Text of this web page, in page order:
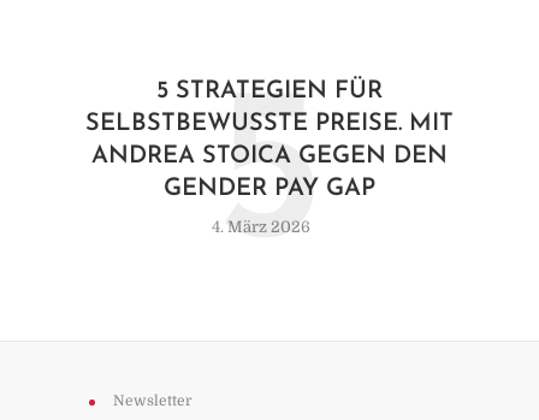
5 STRATEGIEN FÜR
SELBSTBEWUSSTE PREISE. MIT
ANDREA STOICA GEGEN DEN
GENDER PAY GAP
4. März 2026
5
Newsletter